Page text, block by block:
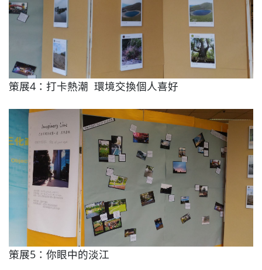
策展4：打卡熱潮 環境交換個人喜好
策展5：你眼中的淡江